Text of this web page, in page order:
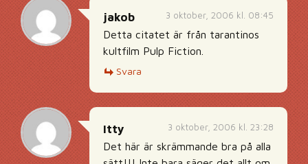
3 oktober, 2006 kl. 08:45
jakob
Detta citatet är från tarantinos
kultfilm Pulp Fiction.
Svara
3 oktober, 2006 kl. 23:28
Itty
Det här är skrämmande bra på alla